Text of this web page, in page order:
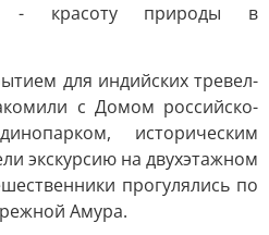
- красоту природы в
для индийских тревел-
с Домом российско-
историческим
экскурсию на двухэтажном
прогулялись по
Амура.